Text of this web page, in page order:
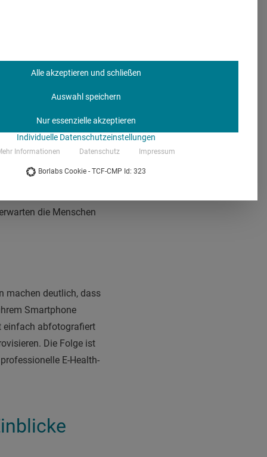
beginnende
vor Ort
eine Mischung aus
gelernt und
von Videos,
die Menschen
machen deutlich, dass
Smartphone
einfach abfotografiert
Die Folge ist
E-Health-
Alle akzeptieren und schließen
Auswahl speichern
Nur essenzielle akzeptieren
Individuelle Datenschutzeinstellungen
Informationen Datenschutz Impressum
Borlabs Cookie - TCF-CMP Id: 323